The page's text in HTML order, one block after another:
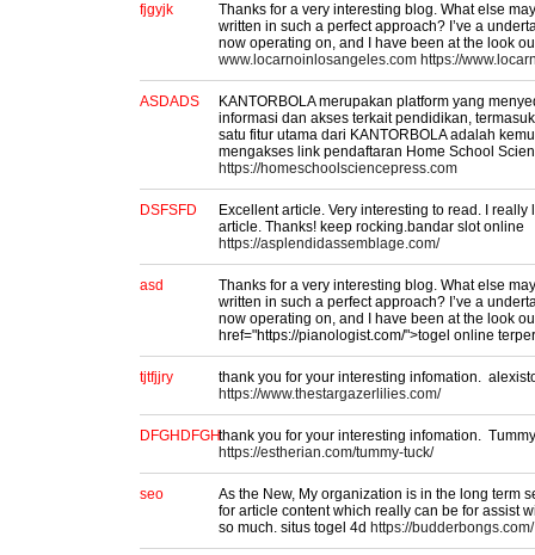
fjgyjk
Thanks for a very interesting blog. What else
written in such a perfect approach? I’ve a
now operating on, and I have been at the look
www.locarnoinlosangeles.com https://
ASDADS
KANTORBOLA merupakan platform yang
informasi dan akses terkait pendidikan,
satu fitur utama dari KANTORBOLA adalah
mengakses link pendaftaran Home School
https://homeschoolsciencepress.com
DSFSFD
Excellent article. Very interesting to read. I
article. Thanks! keep rocking.bandar slot online
https://asplendidassemblage.com/
asd
Thanks for a very interesting blog. What else
written in such a perfect approach? I’ve a
now operating on, and I have been at the look
href="https://pianologist.com/">togel online
tjtfjjry
thank you for your interesting infomation.
https://www.thestargazerlilies.com/
DFGHDFGHthank you for your interesting infomation.
https://estherian.com/tummy-tuck/
seo
As the New, My organization is in the long term
for article content which really can be for assist
so much. situs togel 4d https://budderbongs.com/